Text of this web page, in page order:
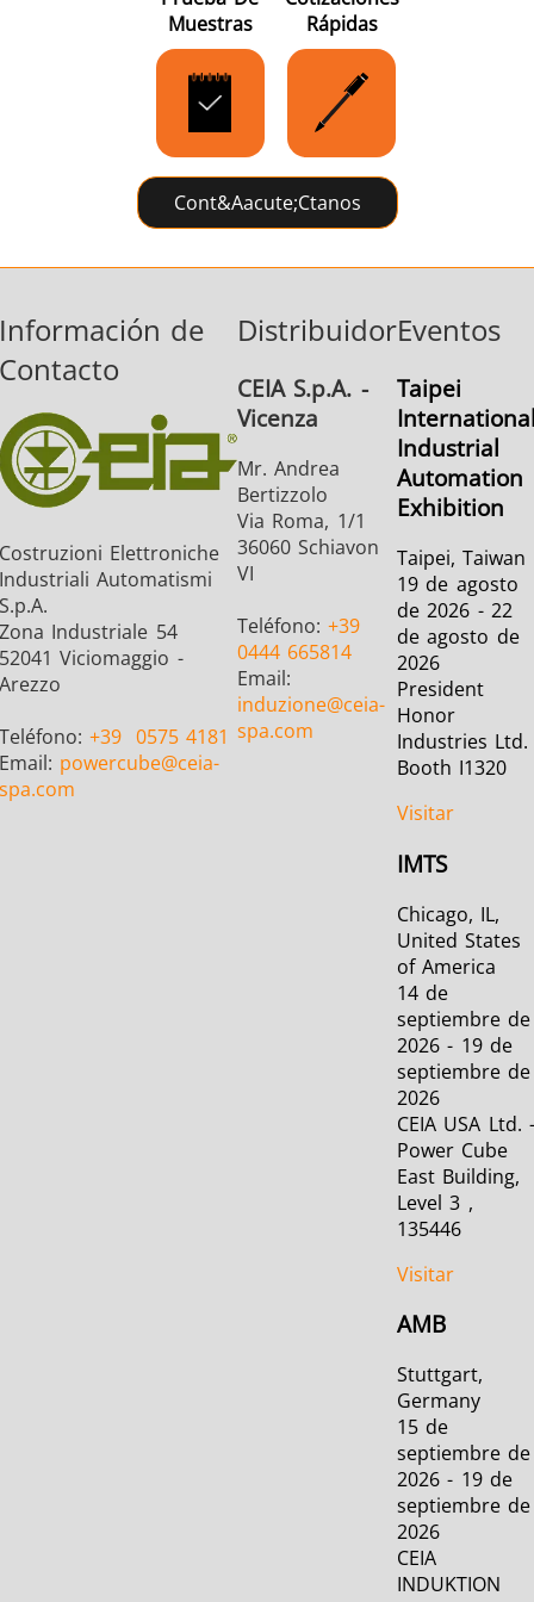
Cabezales de
calentamiento
Aeroespacial Automotriz
Cable
Energía verde
Herramientas
metálicas
HVAC
Semiconductor Sujetador Tubo y
Muestras
Rápidas
Cont&aacute;ctanos
de
Elettroniche
Automatismi
Industriale 54
Viciomaggio -
+39 0575 4181
powercube@ceia-
Distribuidor
CEIA S.p.A. -
Vicenza
Mr. Andrea
Bertizzolo
Via Roma, 1/1
36060 Schiavon
VI
Teléfono:+39
0444 665814
Email:
induzione@ceia-
spa.com
Eventos
Taipei
Industrial
Automation
Exhibition
Taipei, Taiwan
19 de agosto
de 2026 - 22
de agosto de
2026
President
Honor
Industries Ltd.
Booth I1320
Visitar
IMTS
Chicago, IL,
United States
of America
14 de
septiembre de
2026 - 19 de
septiembre de
2026
CEIA USA Ltd.
Power Cube
East Building,
Level 3 ,
135446
Visitar
AMB
Stuttgart,
Germany
15 de
septiembre de
2026 - 19 de
septiembre de
2026
CEIA
INDUKTION